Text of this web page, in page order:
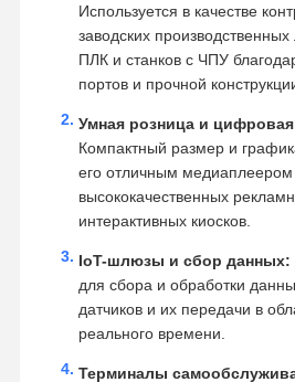
Используется в качестве
заводских
ПЛК и станков с ЧПУ
портов и прочной
Умная розница и
Компактный размер и
его отличным медиаплеером
высококачественных
интерактивных киосков.
IoT-шлюзы и сбор данных:
для сбора и обработки
датчиков и их передачи в
реального времени.
Терминалы